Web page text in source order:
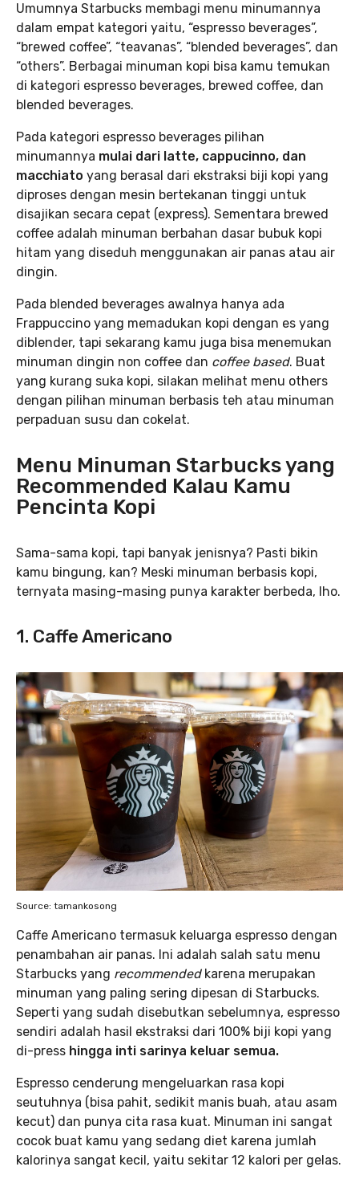
Umumnya Starbucks membagi menu minumannya
dalam empat kategori yaitu, “espresso beverages”,
“brewed coffee”, “teavanas”, “blended beverages”, dan
“others”. Berbagai minuman kopi bisa kamu temukan
di kategori espresso beverages, brewed coffee, dan
blended beverages.
Pada kategori espresso beverages pilihan
minumannya mulai dari latte, cappucinno, dan
macchiato yang berasal dari ekstraksi biji kopi yang
diproses dengan mesin bertekanan tinggi untuk
disajikan secara cepat (express). Sementara brewed
coffee adalah minuman berbahan dasar bubuk kopi
hitam yang diseduh menggunakan air panas atau air
dingin.
Pada blended beverages awalnya hanya ada
Frappuccino yang memadukan kopi dengan es yang
diblender, tapi sekarang kamu juga bisa menemukan
minuman dingin non coffee dan coffee based. Buat
yang kurang suka kopi, silakan melihat menu others
dengan pilihan minuman berbasis teh atau minuman
perpaduan susu dan cokelat.
Menu Minuman Starbucks yang
Recommended Kalau Kamu
Pencinta Kopi
Sama-sama kopi, tapi banyak jenisnya? Pasti bikin
kamu bingung, kan? Meski minuman berbasis kopi,
ternyata masing-masing punya karakter berbeda, lho.
1. Caffe Americano
Source: tamankosong
Caffe Americano termasuk keluarga espresso dengan
penambahan air panas. Ini adalah salah satu menu
Starbucks yang recommendedkarena merupakan
minuman yang paling sering dipesan di Starbucks.
Seperti yang sudah disebutkan sebelumnya, espresso
sendiri adalah hasil ekstraksi dari 100% biji kopi yang
di-press hingga inti sarinya keluar semua.
Espresso cenderung mengeluarkan rasa kopi
seutuhnya (bisa pahit, sedikit manis buah, atau asam
kecut) dan punya cita rasa kuat. Minuman ini sangat
cocok buat kamu yang sedang diet karena jumlah
kalorinya sangat kecil, yaitu sekitar 12 kalori per gelas.